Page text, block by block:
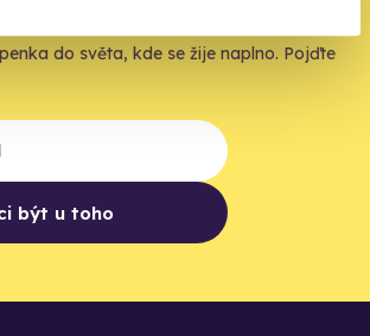
do světa, kde se žije naplno. Pojďte
být u toho